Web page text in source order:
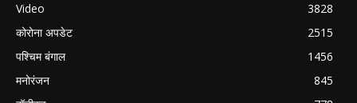
Video
3828
कोरोना अपडेट
2515
पश्चिम बंगाल
1456
मनोरंजन
845